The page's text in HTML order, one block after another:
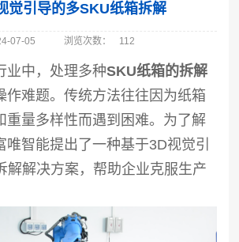
觉引导的多SKU纸箱拆解
07-05 浏览次数： 112
业中，处理多种SKU纸箱的拆解
作难题。传统方法往往因为纸箱
重量多样性而遇到困难。为了解
唯智能提出了一种基于3D视觉引
解解决方案，帮助企业克服生产